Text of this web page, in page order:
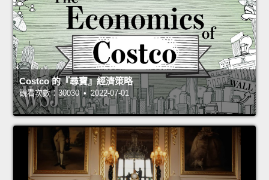
Costco 的『尋寶』經濟策略
觀看次數：30030 • 2022-07-01